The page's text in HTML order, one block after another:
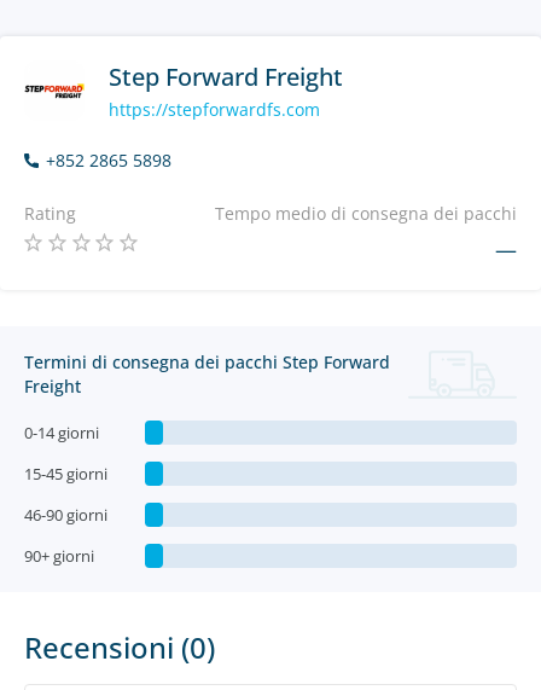
Step Forward Freight
https://stepforwardfs.com
+852 2865 5898
Rating Tempo medio di consegna dei pacchi
—
Termini di consegna dei pacchi Step Forward
Freight
0-14 giorni
15-45 giorni
46-90 giorni
90+ giorni
Recensioni (0)